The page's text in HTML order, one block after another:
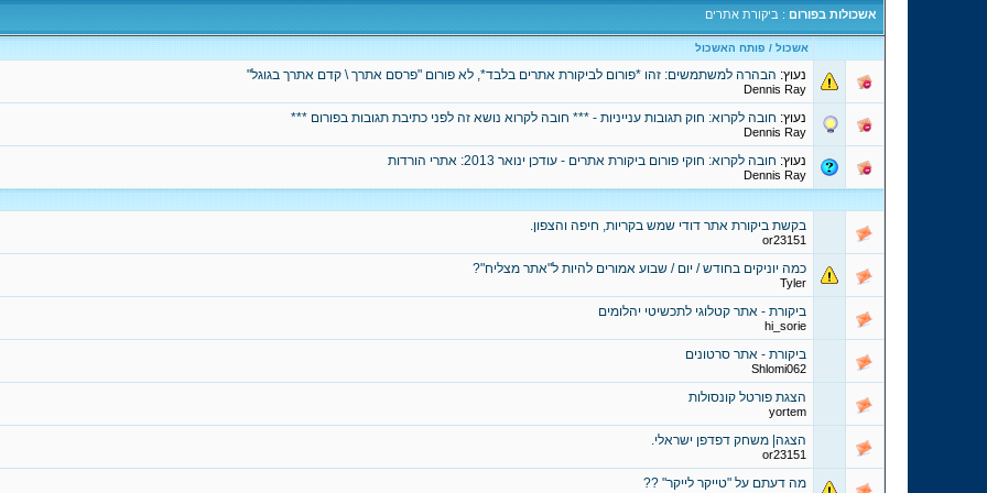
אשכולות בפורום : ביקורת אתרים
אשכול / פותח האשכול
נעוץ: הבהרה למשתמשים: זהו *פורום לביקורת אתרים בלבד*, לא פורום "פרסם אתרך \ קדם אתרך בגוגל"
Dennis Ray
נעוץ: חובה לקרוא: חוק תגובות ענייניות - *** חובה לקרוא נושא זה לפני כתיבת תגובות בפורום ***
Dennis Ray
נעוץ: חובה לקרוא: חוקי פורום ביקורת אתרים - עודכן ינואר 2013: אתרי הורדות
Dennis Ray
בקשת ביקורת אתר דודי שמש בקריות, חיפה והצפון.
or23151
כמה יוניקים בחודש / יום / שבוע אמורים להיות ל"אתר מצליח"?
Tyler
ביקורת - אתר קטלוגי לתכשיטי יהלומים
hi_sorie
ביקורת - אתר סרטונים
Shlomi062
הצגת פורטל קונסולות
yortem
הצגה| משחק דפדפן ישראלי.
or23151
מה דעתם על "טייקר לייקר" ??